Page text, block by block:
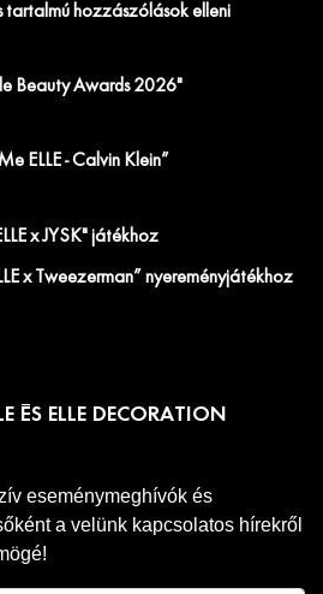
tartalmú hozzászólások elleni
Beauty Awards 2026"
ELLE - Calvin Klein”
x JYSK" játékhoz
x Tweezerman” nyereményjátékhoz
ÉS ELLE DECORATION
eseménymeghívók és
a velünk kapcsolatos hírekről